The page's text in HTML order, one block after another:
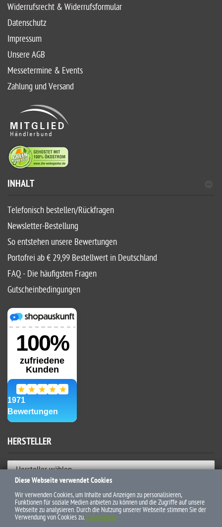
Widerrufsrecht & Widerrufsformular
Datenschutz
Impressum
Unsere AGB
Messetermine & Events
Zahlung und Versand
INHALT
Telefonisch bestellen/Rückfragen
Newsletter-Bestellung
So entstehen unsere Bewertungen
Portofrei ab € 29,99 Bestellwert in Deutschland
FAQ - Die häufigsten Fragen
Gutscheinbedingungen
HERSTELLER
Hersteller wählen
ZAHLUNGSWEISEN
Diese Webseite verwendet Cookies
Wir verwenden Cookies, um Inhalte und Anzeigen zu personalisieren,
Funktionen für soziale Medien anbieten zu können und die Zugriffe auf unsere
Webseite zu analysieren. Durch die Nutzung unserer Webseite stimmen Sie der
Verwendung von Cookies zu. Datenschutz